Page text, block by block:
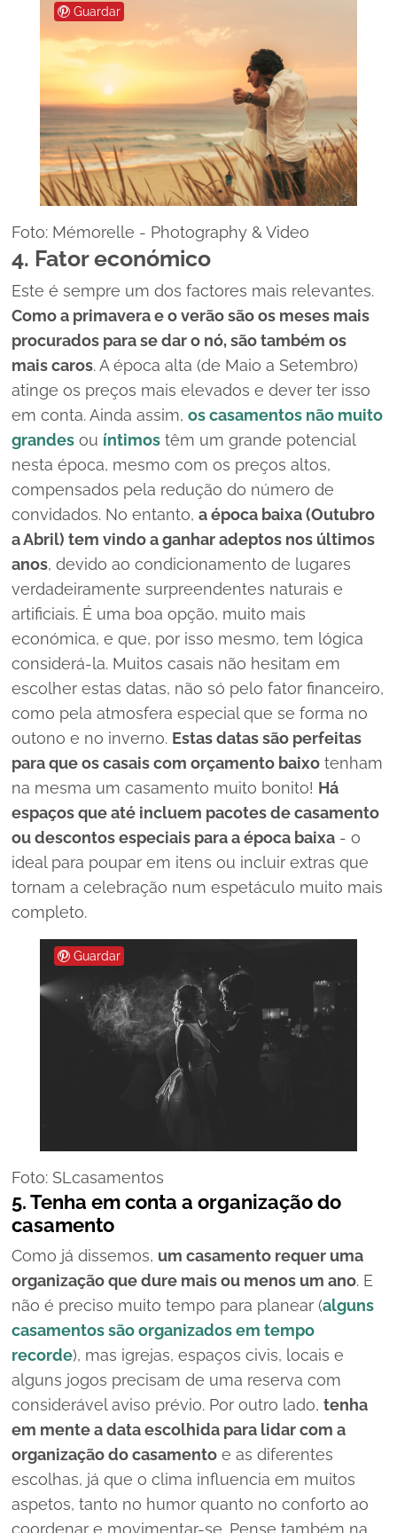
Guardar
Foto: Mémorelle - Photography & Video
4. Fator económico
Este é sempre um dos factores mais relevantes.
Como a primavera e o verão são os meses mais
procurados para se dar o nó, são também os
mais caros.A época alta (de Maio a Setembro)
atinge os preços mais elevados e dever ter isso
em conta.Ainda assim, os casamentos não muito
grandes ou íntimos têm um grande potencial
nesta época, mesmo com os preços altos,
compensados ​​pela redução do número de
convidados. No entanto, a época baixa (Outubro
a Abril) tem vindo a ganhar adeptos nos últimos
anos, devido ao condicionamento de lugares
verdadeiramente surpreendentes naturais e
artificiais. É uma boa opção, muito mais
económica, e que, por isso mesmo, tem lógica
considerá-la. Muitos casais não hesitam em
escolher estas datas, não só pelo fator financeiro,
como pela atmosfera especial que se forma no
outono e no inverno. Estas datas são perfeitas
para que os casais com orçamento baixo tenham
na mesma um casamento muito bonito! Há
espaços que até incluem pacotes de casamento
ou descontos especiais para a época baixa - o
ideal para poupar em itens ou incluir extras que
tornam a celebração num espetáculo muito mais
completo.
Guardar
Foto: SLcasamentos
5. Tenha em conta a organização do
casamento
Como já dissemos, um casamento requer uma
organização que dure mais ou menos um ano. E
não é preciso muito tempo para planear (alguns
casamentos são organizados em tempo
recorde), mas igrejas, espaços civis, locais e
alguns jogos precisam de uma reserva com
considerável aviso prévio. Por outro lado, tenha
em mente a data escolhida para lidar com a
organização do casamento e as diferentes
escolhas, já que o clima influencia em muitos
aspetos, tanto no humor quanto no conforto ao
coordenar e movimentar-se. Pense também na